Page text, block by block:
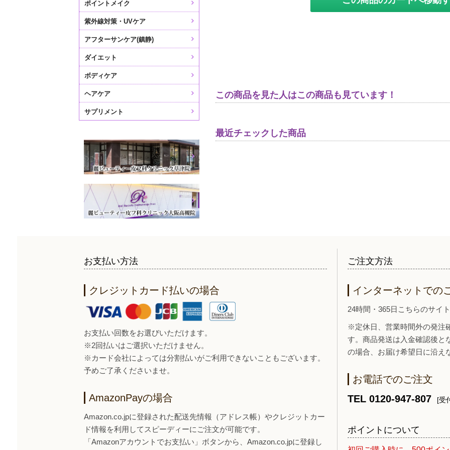
この商品を見た人はこの商品も見ています！
最近チェックした商品
ポイントメイク
紫外線対策・UVケア
アフターサンケア(鎮静)
ダイエット
ボディケア
ヘアケア
サプリメント
お支払い方法
クレジットカード払いの場合
お支払い回数をお選びいただけます。
※2回払いはご選択いただけません。
※カード会社によっては分割払いがご利用できないこともございます。
予めご了承くださいませ。
AmazonPayの場合
Amazon.co.jpに登録された配送先情報（アドレス帳）やクレジットカー
ド情報を利用してスピーディーにご注文が可能です。
「Amazonアカウントでお支払い」ボタンから、Amazon.co.jpに登録し
ご注文方法
インターネットでの
24時間・365日こちらのサイ
※定休日、営業時間外の発注
す。商品発送は入金確認後と
の場合、お届け希望日に沿え
お電話でのご注文
TEL 0120-947-807
[受
ポイントについて